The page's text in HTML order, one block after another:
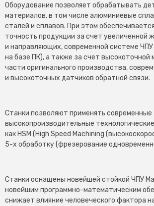
Оборудование позволяет обрабатывать
материалов, в том числе алюминиевые
сталей и сплавов. При этом
точность продукции за счет увеличенной
и направляющих, современной системе ЧПУ
на базе ПК), а также за счет высокоточной
части оригинального производства,
и высокоточных датчиков обратной связи.
Станки позволяют применять современные
высокопроизводительные
как HSM (High Speed Machining
5-х обработку (фрезерование
Станки оснащены новейшей стойкой ЧПУ
новейшим программно-математическим
снижает влияние человеческого фактора